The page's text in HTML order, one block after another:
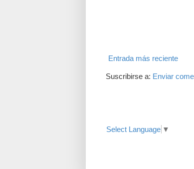
Entrada más reciente
Suscribirse a: Enviar
Select Language ▼